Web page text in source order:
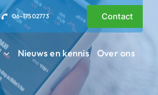
06-17502773 Contact
Nieuws en kennis Over ons